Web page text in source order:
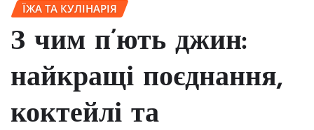
ЇЖА ТА КУЛІНАРІЯ
З чим п’ють джин:
найкращі поєднання,
коктейлі та